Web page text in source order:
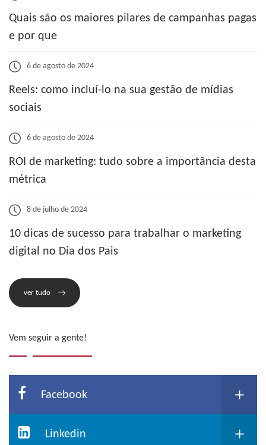
Quais são os maiores pilares de campanhas pagas
e por que
6 de agosto de 2024
Reels: como incluí-lo na sua gestão de mídias
sociais
6 de agosto de 2024
ROI de marketing: tudo sobre a importância desta
métrica
8 de julho de 2024
10 dicas de sucesso para trabalhar o marketing
digital no Dia dos Pais
ver tudo
Vem seguir a gente!
Facebook
Linkedin